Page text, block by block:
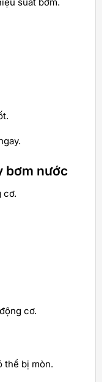
bơm nước
cơ.
cơ.
thể bị mòn.